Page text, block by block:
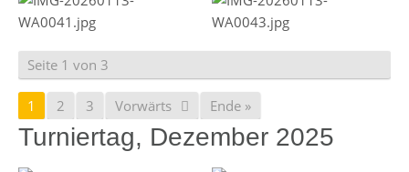
Seite 1 von 3
1 2 3 Vorwärts Ende »
Turniertag, Dezember 2025